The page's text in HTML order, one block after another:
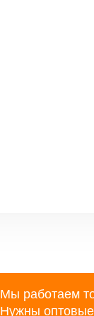
Мы работаем
Нужны